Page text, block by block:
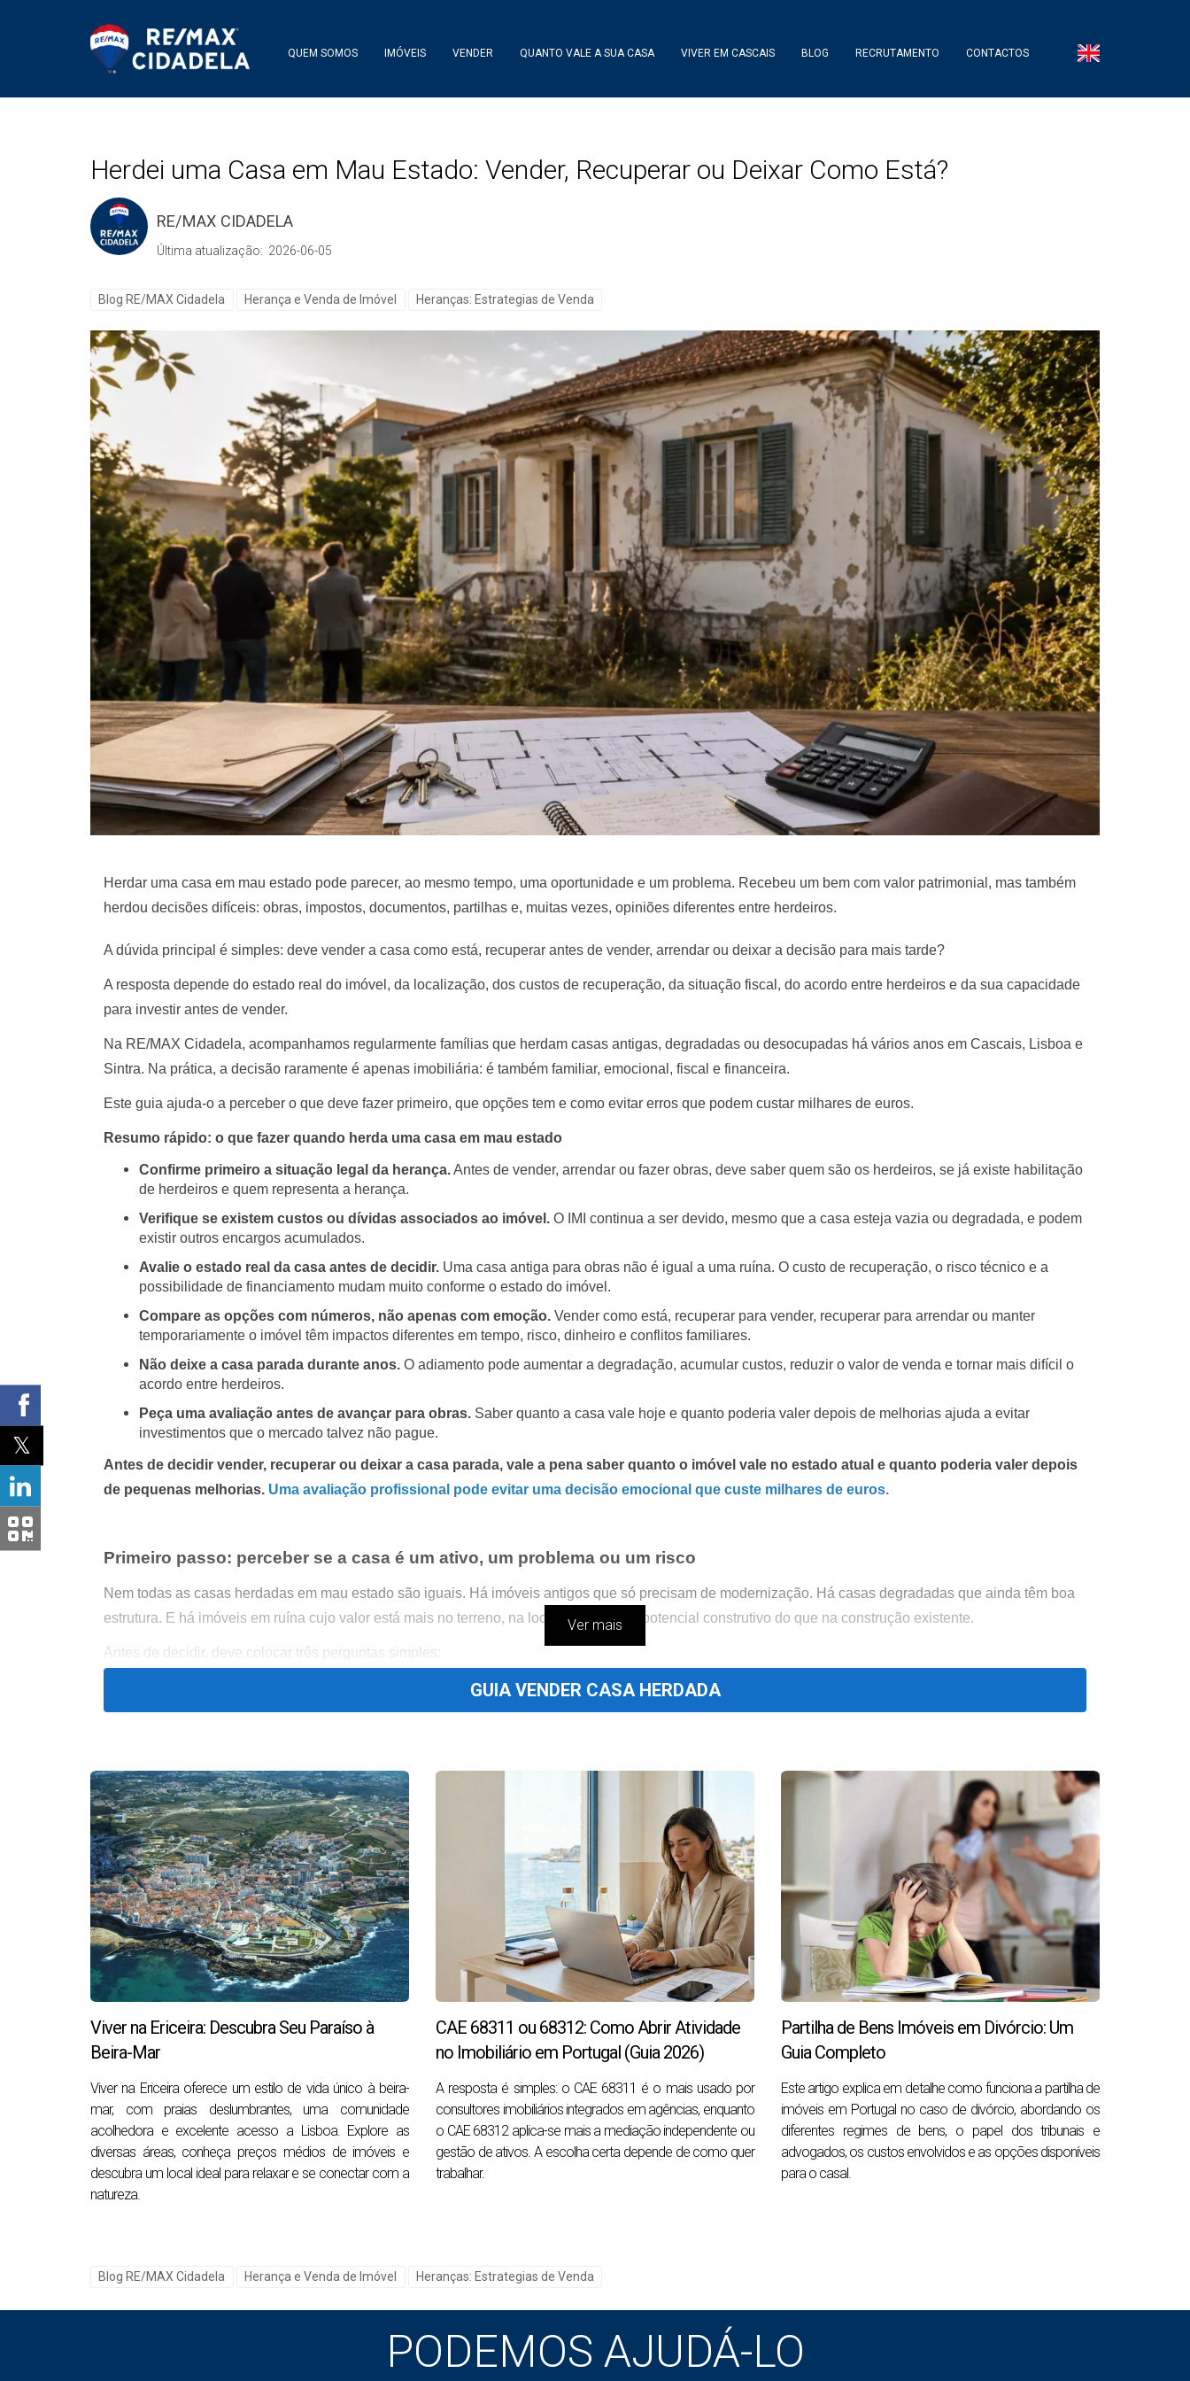
QUEM SOMOS IMÓVEIS VENDER QUANTO VALE A SUA CASA VIVER EM CASCAIS BLOG RECRUTAMENTO CONTACTOS
Herdei uma Casa em Mau Estado: Vender, Recuperar ou Deixar Como Está?
RE/MAX CIDADELA
Última atualização: 2026-06-05
Blog RE/MAX Cidadela Herança e Venda de Imóvel Heranças: Estrategias de Venda
Herdar uma casa em mau estado pode parecer, ao mesmo tempo, uma oportunidade e um problema. Recebeu um bem com valor patrimonial, mas também
herdou decisões difíceis: obras, impostos, documentos, partilhas e, muitas vezes, opiniões diferentes entre herdeiros.
A dúvida principal é simples: deve vender a casa como está, recuperar antes de vender, arrendar ou deixar a decisão para mais tarde?
A resposta depende do estado real do imóvel, da localização, dos custos de recuperação, da situação fiscal, do acordo entre herdeiros e da sua capacidade
para investir antes de vender.
Na RE/MAX Cidadela, acompanhamos regularmente famílias que herdam casas antigas, degradadas ou desocupadas há vários anos em Cascais, Lisboa e
Sintra. Na prática, a decisão raramente é apenas imobiliária: é também familiar, emocional, fiscal e financeira.
Este guia ajuda-o a perceber o que deve fazer primeiro, que opções tem e como evitar erros que podem custar milhares de euros.
Resumo rápido: o que fazer quando herda uma casa em mau estado
Confirme primeiro a situação legal da herança.Antes de vender, arrendar ou fazer obras, deve saber quem são os herdeiros, se já existe habilitação
de herdeiros e quem representa a herança.
Verifique se existem custos ou dívidas associados ao imóvel. O IMI continua a ser devido, mesmo que a casa esteja vazia ou degradada, e podem
existir outros encargos acumulados.
Avalie o estado real da casa antes de decidir. Uma casa antiga para obras não é igual a uma ruína. O custo de recuperação, o risco técnico e a
possibilidade de financiamento mudam muito conforme o estado do imóvel.
Compare as opções com números, não apenas com emoção. Vender como está, recuperar para vender, recuperar para arrendar ou manter
temporariamente o imóvel têm impactos diferentes em tempo, risco, dinheiro e conflitos familiares.
Não deixe a casa parada durante anos. O adiamento pode aumentar a degradação, acumular custos, reduzir o valor de venda e tornar mais difícil o
acordo entre herdeiros.
Peça uma avaliação antes de avançar para obras. Saber quanto a casa vale hoje e quanto poderia valer depois de melhorias ajuda a evitar
investimentos que o mercado talvez não pague.
Antes de decidir vender, recuperar ou deixar a casa parada, vale a pena saber quanto o imóvel vale no estado atual e quanto poderia valer depois
de pequenas melhorias. Uma avaliação profissional pode evitar uma decisão emocional que custe milhares de euros.
Primeiro passo: perceber se a casa é um ativo, um problema ou um risco
Nem todas as casas herdadas em mau estado são iguais. Há imóveis antigos que só precisam de modernização. Há casas degradadas que ainda têm boa
estrutura. E há imóveis em ruína cujo valor está mais no terreno, na localização ou no potencial construtivo do que na construção existente.
Antes de decidir, deve colocar três perguntas simples:
Se a resposta for positiva, recuperar pode fazer sentido. Se a resposta for negativa, vender como está pode ser a decisão mais prudente.
Situação do imóvel
Casa antiga mas habitável Precisa de atualização, mas pode ser usada Pequenas melhorias ou venda como está
Casa degradada mas estruturalmente sólida Requer obras relevantes, mas recuperáveis Avaliar custo da obra antes de decidir
Casa em ruína Pode exigir projeto, licenças e investimento elevado Vender como está ou como potencial construtivo
Casa com vários herdeiros em desacordo O bloqueio é familiar/jurídico, não só imobiliário Mediação, avaliação independente ou partilha
Casa com IMI, dívidas ou documentos em falta Pode complicar a venda Regularizar antes de avançar
Este diagnóstico inicial evita um erro comum: tratar todos os imóveis degradados como se tivessem o mesmo potencial. Uma casa antiga numa zona
valorizada pode justificar investimento. Uma casa em ruínas numa zona com pouca procura pode não justificar sequer um projeto de recuperação.
Os primeiros passos legais depois de herdar a casa
Antes de vender, arrendar ou fazer obras profundas, precisa de confirmar a situação legal da herança.
O primeiro documento essencial é a
advogados e notários quem tem legitimidade para representar a herança.
Ver mais
GUIA VENDER CASA HERDADA
Viver na Ericeira: Descubra Seu Paraíso à
Beira-Mar
Viver na Ericeira oferece um estilo de vida único à beira-
mar, com praias deslumbrantes, uma comunidade
acolhedora e excelente acesso a Lisboa. Explore as
diversas áreas, conheça preços médios de imóveis e
descubra um local ideal para relaxar e se conectar com a
natureza.
CAE 68311 ou 68312: Como Abrir Atividade
no Imobiliário em Portugal (Guia 2026)
A resposta é simples: o CAE 68311 é o mais usado por
consultores imobiliários integrados em agências, enquanto
o CAE 68312 aplica-se mais a mediação independente ou
gestão de ativos. A escolha certa depende de como quer
trabalhar.
Partilha de Bens Imóveis em Divórcio: Um
Guia Completo
Este artigo explica em detalhe como funciona a partilha de
imóveis em Portugal no caso de divórcio, abordando os
diferentes regimes de bens, o papel dos tribunais e
advogados, os custos envolvidos e as opções disponíveis
para o casal.
Blog RE/MAX Cidadela Herança e Venda de Imóvel Heranças: Estrategias de Venda
PODEMOS AJUDÁ-LO